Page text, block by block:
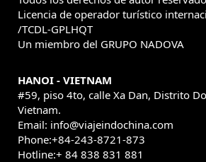
viag (1) ,sapa (1) ,Vacaciones Vietnam
Consejos de viaje a Laos (3) ,
Tailandia (3) , Laos Tours (1) ,
vacaciones camboya (24) ,
Premio (1) ,
myanmar (1) ,Sapa Vietnam
viajes vietnam (34) ,Pacote de
Licencia de operador turístico
/TCDL-GPLHQT
Un miembro del GRUPO NADOVA
HANOI - VIETNAM
#59, piso 4to, calle Xa Dan, Distrito
Vietnam.
Email: info@viajeindochina.com
Phone:+84-243-8721-873
Hotline:+ 84 838 831 881